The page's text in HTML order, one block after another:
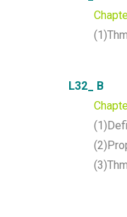
Chapter
L32_ B